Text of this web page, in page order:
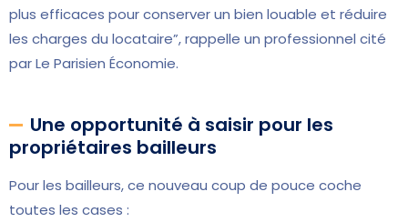
plus efficaces pour conserver un bien louable et réduire
les charges du locataire”, rappelle un professionnel cité
par Le Parisien Économie.
Une opportunité à saisir pour les
propriétaires bailleurs
Pour les bailleurs, ce nouveau coup de pouce coche
toutes les cases :